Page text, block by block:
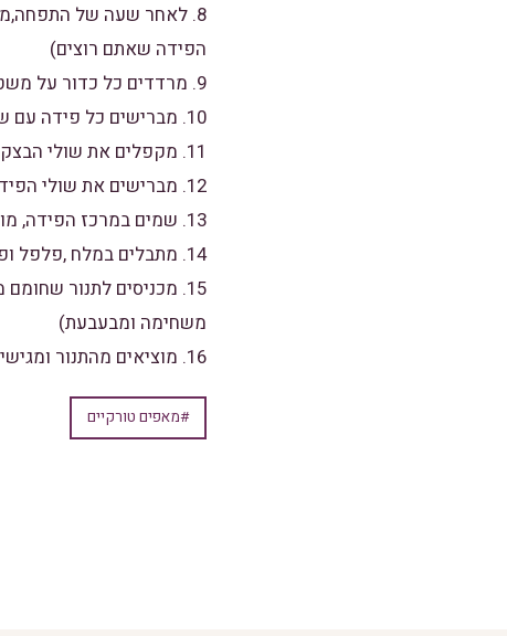
הפידה שאתם רוצים)
9. מרדדים כל כדור על משטח מקומח לצורה אובלית
10. מברישים כל פידה עם שמן.
11. מקפלים את שולי הבצק עד שיוצרים צורה של סירה.
12. מברישים את שולי הפידה עם חלמון או שמן או חמאה מומסת(לפי ההעדפה האישית שלכם)
13. שמים במרכז הפידה, מוצרלה מגורדת או שילוב של מוצרלה עם בולגרית או גבינת צ'דר.
14. מתבלים במלח ,פלפל ופפריקה או בתערובת של עשבי תיבול.
משחימה ומבעבעת)
16. מוציאים מהתנור ומגישים חם.
#מאפים טורקיים